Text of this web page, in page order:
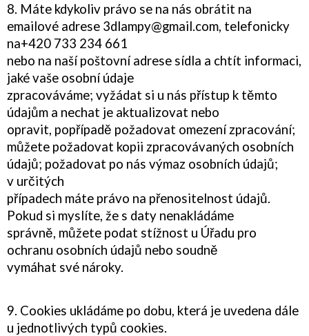
8. Máte kdykoliv právo se na nás obrátit na
emailové adrese 3dlampy@gmail.com, telefonicky
na+420 733 234 661
nebo na naší poštovní adrese sídla a chtít informaci,
jaké vaše osobní údaje
zpracováváme; vyžádat si u nás přístup k těmto
údajům a nechat je aktualizovat nebo
opravit, popřípadě požadovat omezení zpracování;
můžete požadovat kopii zpracovávaných osobních
údajů; požadovat po nás výmaz osobních údajů;
v určitých
případech máte právo na přenositelnost údajů.
Pokud si myslíte, že s daty nenakládáme
správně, můžete podat stížnost u Úřadu pro
ochranu osobních údajů nebo soudně
vymáhat své nároky.
9. Cookies ukládáme po dobu, která je uvedena dále
u jednotlivých typů cookies.